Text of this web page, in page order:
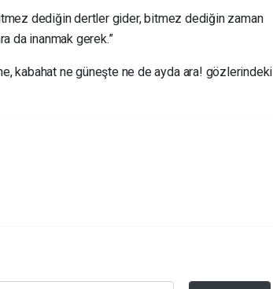
dediğin dertler gider, bitmez dediğin zaman
da inanmak gerek.”
kabahat ne güneşte ne de ayda ara! gözlerindeki